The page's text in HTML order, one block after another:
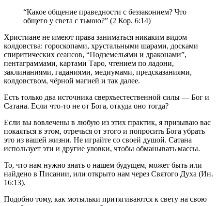
“Какое общение праведности с беззаконием? Что
общего у света с тьмою?” (2 Кор. 6:14)
Христиане не имеют права заниматься никаким видом
колдовства: гороскопами, хрустальными шарами, досками
спиритических сеансов, “Подземельями и драконами”,
пентаграммами, картами Таро, чтением по ладони,
заклинаниями, гаданиями, медиумами, предсказаниями,
колдовством, чёрной магией и так далее.
Есть только два источника сверхъестественной силы — Бог и
Сатана. Если что-то не от Бога, откуда оно тогда?
Если вы вовлечены в любую из этих практик, я призываю вас
покаяться в этом, отречься от этого и попросить Бога убрать
это из вашей жизни. Не играйте со своей душой. Сатана
использует эти и другие уловки, чтобы обманывать массы.
То, что нам нужно знать о нашем будущем, может быть или
найдено в Писании, или открыто нам через Святого Духа (Ин.
16:13).
Подобно тому, как мотыльки притягиваются к свету на свою